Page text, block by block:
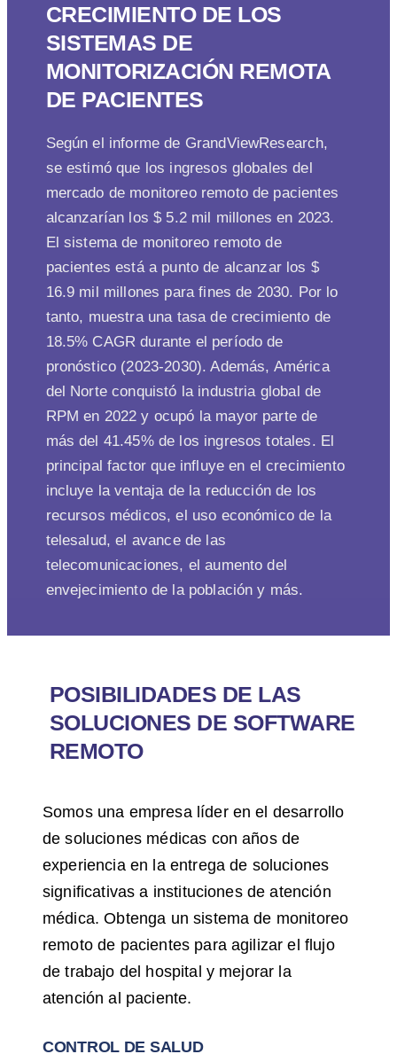
CRECIMIENTO DE LOS
SISTEMAS DE
MONITORIZACIÓN REMOTA
DE PACIENTES
Según el informe de GrandViewResearch,
se estimó que los ingresos globales del
mercado de monitoreo remoto de pacientes
alcanzarían los $ 5.2 mil millones en 2023.
El sistema de monitoreo remoto de
pacientes está a punto de alcanzar los $
16.9 mil millones para fines de 2030. Por lo
tanto, muestra una tasa de crecimiento de
18.5% CAGR durante el período de
pronóstico (2023-2030). Además, América
del Norte conquistó la industria global de
RPM en 2022 y ocupó la mayor parte de
más del 41.45% de los ingresos totales. El
principal factor que influye en el crecimiento
incluye la ventaja de la reducción de los
recursos médicos, el uso económico de la
telesalud, el avance de las
telecomunicaciones, el aumento del
envejecimiento de la población y más.
POSIBILIDADES DE LAS
SOLUCIONES DE SOFTWARE
REMOTO
Somos una empresa líder en el desarrollo
de soluciones médicas con años de
experiencia en la entrega de soluciones
significativas a instituciones de atención
médica. Obtenga un sistema de monitoreo
remoto de pacientes para agilizar el flujo
de trabajo del hospital y mejorar la
atención al paciente.
CONTROL DE SALUD